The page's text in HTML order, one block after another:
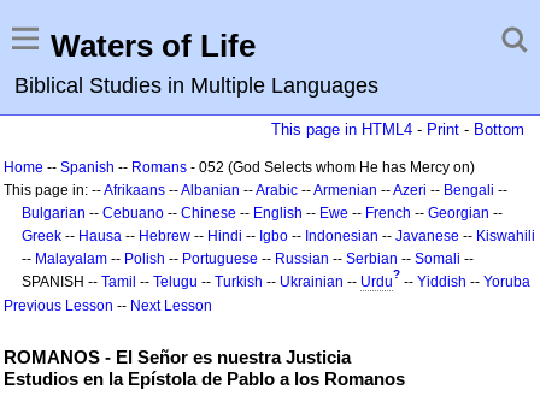
Waters of Life
Biblical Studies in Multiple Languages
This page in HTML4 - Print - Bottom
Home -- Spanish -- Romans - 052 (God Selects whom He has Mercy on)
This page in: --Afrikaans --Albanian --Arabic --Armenian --Azeri -- Bengali --
Bulgarian -- Cebuano -- Chinese -- English -- Ewe -- French -- Georgian --
Greek -- Hausa -- Hebrew -- Hindi -- Igbo -- Indonesian -- Javanese -- Kiswahili
-- Malayalam -- Polish -- Portuguese -- Russian -- Serbian -- Somali --
SPANISH -- Tamil -- Telugu -- Turkish -- Ukrainian -- Urdu? -- Yiddish -- Yoruba
Previous Lesson -- Next Lesson
ROMANOS - El Señor es nuestra Justicia
Estudios en la Epístola de Pablo a los Romanos